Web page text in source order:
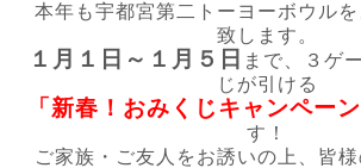
本年も宇都宮第二トーヨーボウル
致します。
１月１日～１月５日 まで、３ゲ
じが引ける
「新春！おみくじキャンペーン
す！
ご家族・ご友人をお誘いの上、皆